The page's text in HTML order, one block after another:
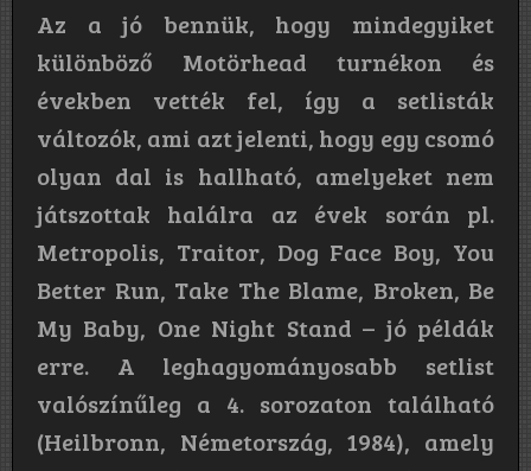
Az a jó bennük, hogy mindegyiket
különböző Motörhead turnékon és
években vették fel, így a setlisták
változók, ami azt jelenti, hogy egy csomó
olyan dal is hallható, amelyeket nem
játszottak halálra az évek során pl.
Metropolis, Traitor, Dog Face Boy, You
Better Run, Take The Blame, Broken, Be
My Baby, One Night Stand – jó példák
erre. A leghagyományosabb setlist
valószínűleg a 4. sorozaton található
(Heilbronn, Németország, 1984), amely